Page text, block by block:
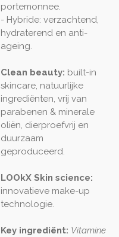
portemonnee.
- Hybride: verzachtend,
hydraterend en anti-
ageing.
Clean beauty: built-in
skincare, natuurlijke
ingrediënten, vrij van
parabenen & minerale
oliën, dierproefvrij en
duurzaam
geproduceerd.
LOOkX Skin science:
innovatieve make-up
technologie.
Key ingrediënt: Vitamine